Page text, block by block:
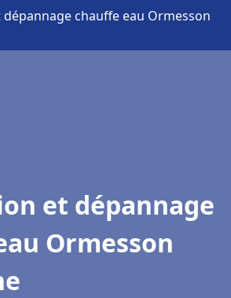
chauffe eau Ormesson
et dépannage
Ormesson